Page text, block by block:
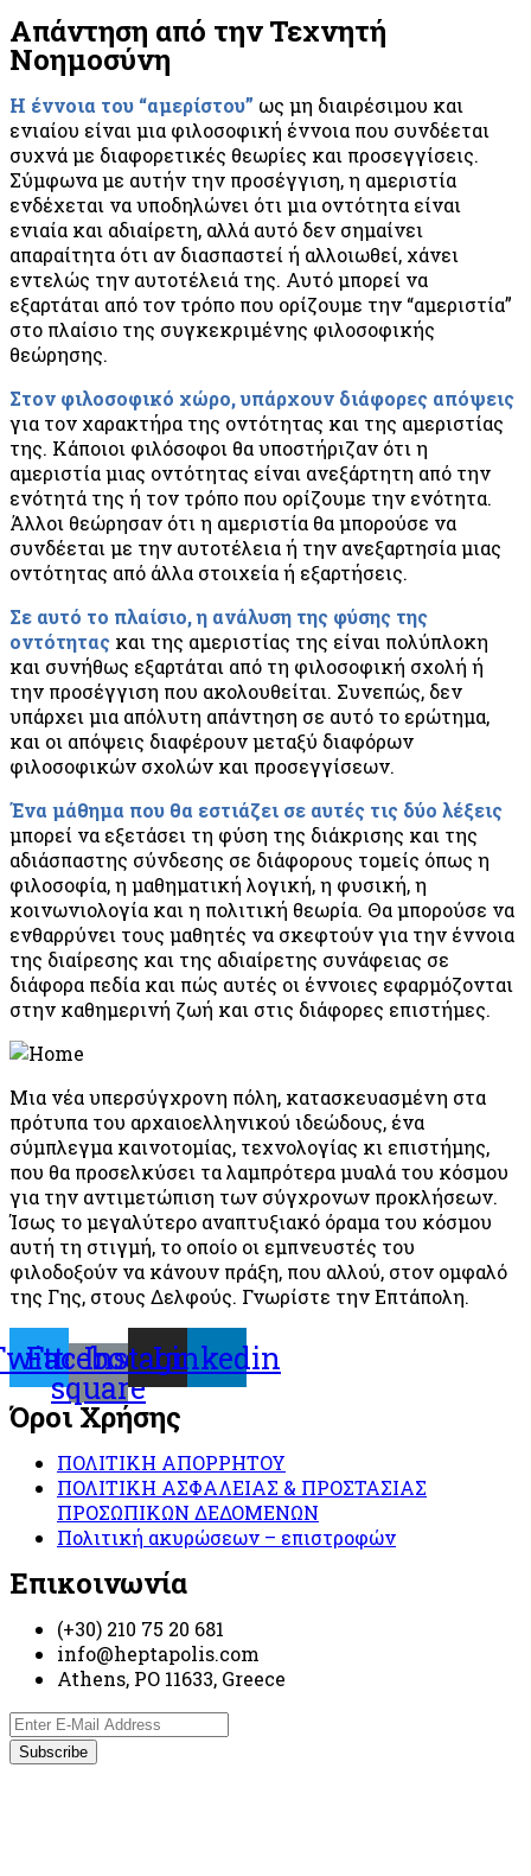
Απάντηση από την Τεχνητή
Νοημοσύνη
Η έννοια του “αμερίστου” ως μη διαιρέσιμου και
ενιαίου είναι μια φιλοσοφική έννοια που συνδέεται
συχνά με διαφορετικές θεωρίες και προσεγγίσεις.
Σύμφωνα με αυτήν την προσέγγιση, η αμεριστία
ενδέχεται να υποδηλώνει ότι μια οντότητα είναι
ενιαία και αδιαίρετη, αλλά αυτό δεν σημαίνει
απαραίτητα ότι αν διασπαστεί ή αλλοιωθεί, χάνει
εντελώς την αυτοτέλειά της. Αυτό μπορεί να
εξαρτάται από τον τρόπο που ορίζουμε την “αμεριστία”
στο πλαίσιο της συγκεκριμένης φιλοσοφικής
θεώρησης.
Στον φιλοσοφικό χώρο, υπάρχουν διάφορες απόψεις
για τον χαρακτήρα της οντότητας και της αμεριστίας
της. Κάποιοι φιλόσοφοι θα υποστήριζαν ότι η
αμεριστία μιας οντότητας είναι ανεξάρτητη από την
ενότητά της ή τον τρόπο που ορίζουμε την ενότητα.
Άλλοι θεώρησαν ότι η αμεριστία θα μπορούσε να
συνδέεται με την αυτοτέλεια ή την ανεξαρτησία μιας
οντότητας από άλλα στοιχεία ή εξαρτήσεις.
Σε αυτό το πλαίσιο, η ανάλυση της φύσης της
οντότητας και της αμεριστίας της είναι πολύπλοκη
και συνήθως εξαρτάται από τη φιλοσοφική σχολή ή
την προσέγγιση που ακολουθείται. Συνεπώς, δεν
υπάρχει μια απόλυτη απάντηση σε αυτό το ερώτημα,
και οι απόψεις διαφέρουν μεταξύ διαφόρων
φιλοσοφικών σχολών και προσεγγίσεων.
Ένα μάθημα που θα εστιάζει σε αυτές τις δύο λέξεις
μπορεί να εξετάσει τη φύση της διάκρισης και της
αδιάσπαστης σύνδεσης σε διάφορους τομείς όπως η
φιλοσοφία, η μαθηματική λογική, η φυσική, η
κοινωνιολογία και η πολιτική θεωρία. Θα μπορούσε να
ενθαρρύνει τους μαθητές να σκεφτούν για την έννοια
της διαίρεσης και της αδιαίρετης συνάφειας σε
διάφορα πεδία και πώς αυτές οι έννοιες εφαρμόζονται
στην καθημερινή ζωή και στις διάφορες επιστήμες.
Μια νέα υπερσύγχρονη πόλη, κατασκευασμένη στα
πρότυπα του αρχαιοελληνικού ιδεώδους, ένα
σύμπλεγμα καινοτομίας, τεχνολογίας κι επιστήμης,
που θα προσελκύσει τα λαμπρότερα μυαλά του κόσμου
για την αντιμετώπιση των σύγχρονων προκλήσεων.
Ίσως το μεγαλύτερο αναπτυξιακό όραμα του κόσμου
αυτή τη στιγμή, το οποίο οι εμπνευστές του
φιλοδοξούν να κάνουν πράξη, που αλλού, στον ομφαλό
της Γης, στους Δελφούς. Γνωρίστε την Επτάπολη.
Facebook-
square
Instagram
Linkedin
Όροι Χρήσης
ΠΟΛΙΤΙΚΗ ΑΠΟΡΡΗΤΟΥ
ΠΟΛΙΤΙΚΗ ΑΣΦΑΛΕΙΑΣ & ΠΡΟΣΤΑΣΙΑΣ
ΠΡΟΣΩΠΙΚΩΝ ΔΕΔΟΜΕΝΩΝ
Πολιτική ακυρώσεων – επιστροφών
Επικοινωνία
(+30) 210 75 20 681
info@heptapolis.com
Athens, PO 11633, Greece